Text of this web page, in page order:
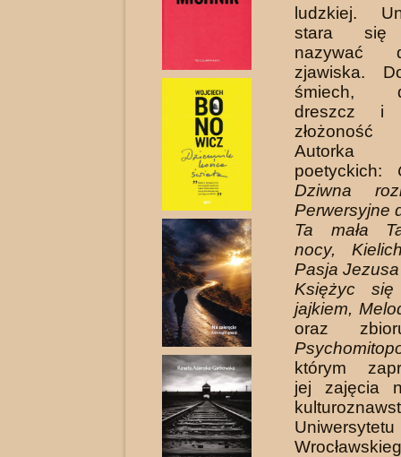
ludzkiej.
stara się
nazywać
zjawiska.
śmiech,
dreszcz i
złożoność
Autorka
poetyckich:
Dziwna
Perwersyjne
Ta mała
nocy,
Pasja
Księżyc się
jajkiem,
oraz
któ­rym
jej zajęcia
Uniwersytetu